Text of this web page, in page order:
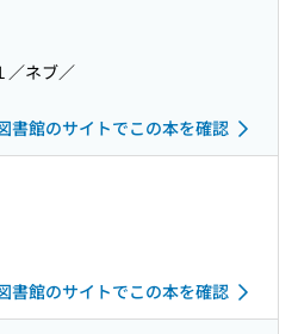
／ネブ／
書館のサイトでこの本を確認
書館のサイトでこの本を確認